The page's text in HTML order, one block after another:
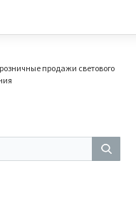
продажи светового